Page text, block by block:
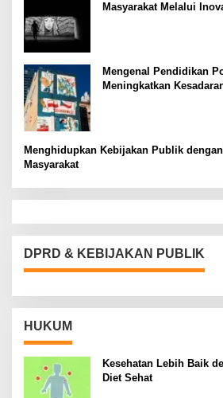
Masyarakat Melalui
Mengenal Pendidikan
Meningkatkan
Menghidupkan Kebijakan Publik
Masyarakat
DPRD & KEBIJAKAN PUBLIK
HUKUM
Kesehatan Lebih Baik
Diet Sehat